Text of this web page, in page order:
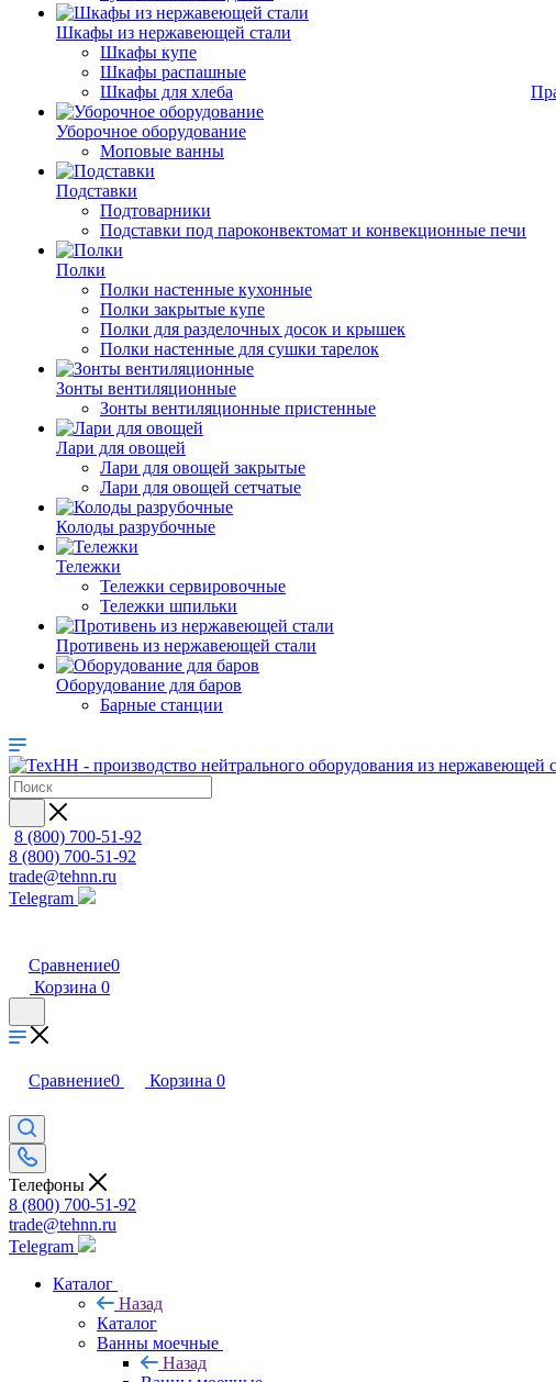
Шкафы из нержавеющей стали
Шкафы купе
Шкафы распашные
Шкафы для хлеба
Уборочное оборудование
Моповые ванны
Подставки
Подтоварники
Подставки под пароконвектомат и конвекционные печи
Полки
Полки настенные кухонные
Полки закрытые купе
Полки для разделочных досок и крышек
Полки настенные для сушки тарелок
Зонты вентиляционные
Зонты вентиляционные пристенные
Лари для овощей
Лари для овощей закрытые
Лари для овощей сетчатые
Колоды разрубочные
Тележки
Тележки сервировочные
Тележки шпильки
Противень из нержавеющей стали
Оборудование для баров
Барные станции
8 (800) 700-51-92
8 (800) 700-51-92
trade@tehnn.ru
Telegram
Сравнение0
Корзина 0
Сравнение0 Корзина 0
Телефоны
8 (800) 700-51-92
trade@tehnn.ru
Telegram
Каталог
Назад
Каталог
Ванны моечные
Назад